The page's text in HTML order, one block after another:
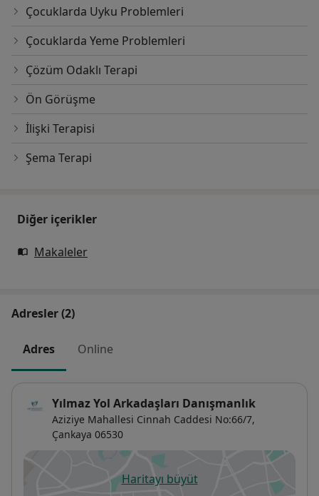
Çocuklarda Uyku Problemleri
Çocuklarda Yeme Problemleri
Çözüm Odaklı Terapi
Ön Görüşme
İlişki Terapisi
Şema Terapi
Diğer içerikler
Makaleler
Adresler (2)
Adres Online
Yılmaz Yol Arkadaşları Danışmanlık
Aziziye Mahallesi Cinnah Caddesi No:66/7,
Çankaya 06530
Haritayı büyütyeni bir sekmede açılır